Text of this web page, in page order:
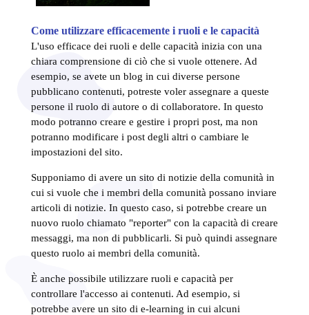
Come utilizzare efficacemente i ruoli e le capacità
L'uso efficace dei ruoli e delle capacità inizia con una
chiara comprensione di ciò che si vuole ottenere. Ad
esempio, se avete un blog in cui diverse persone
pubblicano contenuti, potreste voler assegnare a queste
persone il ruolo di autore o di collaboratore. In questo
modo potranno creare e gestire i propri post, ma non
potranno modificare i post degli altri o cambiare le
impostazioni del sito.
Supponiamo di avere un sito di notizie della comunità in
cui si vuole che i membri della comunità possano inviare
articoli di notizie. In questo caso, si potrebbe creare un
nuovo ruolo chiamato "reporter" con la capacità di creare
messaggi, ma non di pubblicarli. Si può quindi assegnare
questo ruolo ai membri della comunità.
È anche possibile utilizzare ruoli e capacità per
controllare l'accesso ai contenuti. Ad esempio, si
potrebbe avere un sito di e-learning in cui alcuni